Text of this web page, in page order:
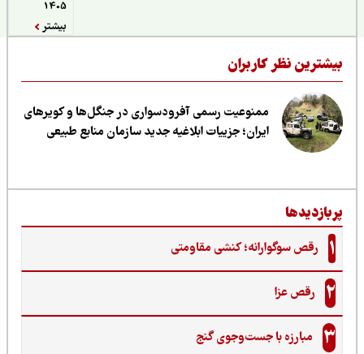
نظر کاربران
ممنوعیت رسمی آفرودسواری در جنگل‌ها و کویرهای
ایران؛ جزییات ابلاغیه جدید سازمان منابع طبیعی
رقص سوگوارانه؛ کنشی مقاومتی
رقص عزا
مبارزه با جست‌وجوی گنج‌